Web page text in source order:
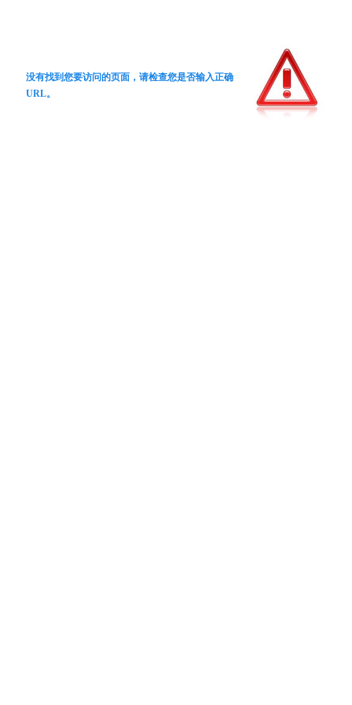
没有找到您要访问的页面，请检查您是否输入正确
URL。